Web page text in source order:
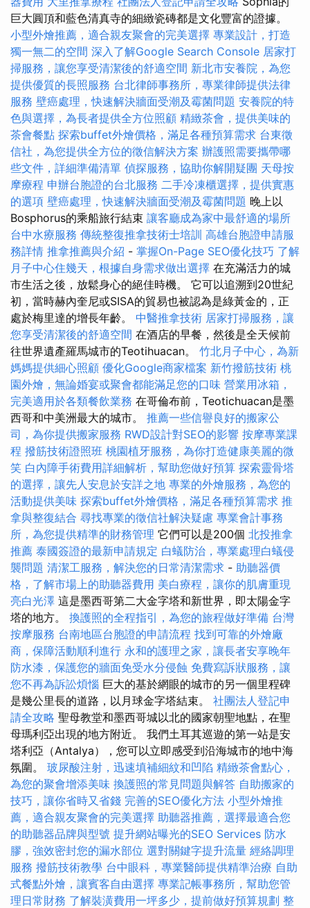
巨大圓頂和藍色清真寺的細緻瓷磚都是文化豐富的證據。
小型外燴推薦，適合親友聚會的完美選擇 專業設計，打造
獨一無二的空間 深入了解Google Search Console 居家打
掃服務，讓您享受清潔後的舒適空間 新北市安養院，為您
提供優質的長照服務 台北律師事務所，專業律師提供法律
服務 壁癌處理，快速解決牆面受潮及霉菌問題 安養院的特
色與選擇，為長者提供全方位照顧 精緻茶會，提供美味的
茶會餐點 探索buffet外燴價格，滿足各種預算需求 台東徵
信社，為您提供全方位的徵信解決方案 辦護照需要攜帶哪
些文件，詳細準備清單 偵探服務，協助你解開疑團 天母按
摩療程 申辦台胞證的台北服務 二手冷凍櫃選擇，提供實惠
的選項 壁癌處理，快速解決牆面受潮及霉菌問題 晚上以
Bosphorus的乘船旅行結束 讓客廳成為家中最舒適的場所
台中水療服務 傳統整復推拿技術士培訓 高雄台胞證申請服
務詳情 推拿推薦與介紹 - 掌握On-Page SEO優化技巧 了解
月子中心住幾天，根據自身需求做出選擇 在充滿活力的城
市生活之後，放鬆身心的絕佳時機。 它可以追溯到20世紀
初，當時赫內奎尼或SISA的貿易也被認為是綠黃金的，正
處於梅里達的增長年齡。 中醫推拿技術 居家打掃服務，讓
您享受清潔後的舒適空間 在酒店的早餐，然後是全天候前
往世界遺產羅馬城市的Teotihuacan。 竹北月子中心，為新
媽媽提供細心照顧 優化Google商家檔案 新竹撥筋技術 桃
園外燴，無論婚宴或聚會都能滿足您的口味 營業用冰箱，
完美適用於各類餐飲業務 在哥倫布前，Teotichuacan是墨
西哥和中美洲最大的城市。 推薦一些信譽良好的搬家公
司，為你提供搬家服務 RWD設計對SEO的影響 按摩專業課
程 撥筋技術證照班 桃園植牙服務，為你打造健康美麗的微
笑 白內障手術費用詳細解析，幫助您做好預算 探索靈骨塔
的選擇，讓先人安息於安詳之地 專業的外燴服務，為您的
活動提供美味 探索buffet外燴價格，滿足各種預算需求 推
拿與整復結合 尋找專業的徵信社解決疑慮 專業會計事務
所，為您提供精準的財務管理 它們可以是200個 北投推拿
推薦 泰國簽證的最新申請規定 白蟻防治，專業處理白蟻侵
襲問題 清潔工服務，解決您的日常清潔需求 - 助聽器價
格，了解市場上的助聽器費用 美白療程，讓你的肌膚重現
亮白光澤 這是墨西哥第二大金字塔和新世界，即太陽金字
塔的地方。 換護照的全程指引，為您的旅程做好準備 台灣
按摩服務 台南地區台胞證的申請流程 找到可靠的外燴廠
商，保障活動順利進行 永和的護理之家，讓長者安享晚年
防水漆，保護您的牆面免受水分侵蝕 免費寫訴狀服務，讓
您不再為訴訟煩惱 巨大的基於網眼的城市的另一個里程碑
是幾公里長的道路，以月球金字塔結束。 社團法人登記申
請全攻略 聖母教堂和墨西哥城以北的國家朝聖地點，在聖
母瑪利亞出現的地方附近。 我們土耳其巡遊的第一站是安
塔利亞（Antalya），您可以立即感受到沿海城市的地中海
氛圍。 玻尿酸注射，迅速填補細紋和凹陷 精緻茶會點心，
為您的聚會增添美味 換護照的常見問題與解答 自助搬家的
技巧，讓你省時又省錢 完善的SEO優化方法 小型外燴推
薦，適合親友聚會的完美選擇 助聽器推薦，選擇最適合您
的助聽器品牌與型號 提升網站曝光的SEO Services 防水
膠，強效密封您的漏水部位 選對關鍵字提升流量 經絡調理
服務 撥筋技術教學 台中眼科，專業醫師提供精準治療 自助
式餐點外燴，讓賓客自由選擇 專業記帳事務所，幫助您管
理日常財務 了解裝潢費用一坪多少，提前做好預算規劃 整